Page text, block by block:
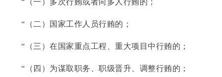
“（二）国家工作人员行贿的；
“（三）在国家重点工程、重大项目中行贿的；
“（四）为谋取职务、职级晋升、调整行贿的；